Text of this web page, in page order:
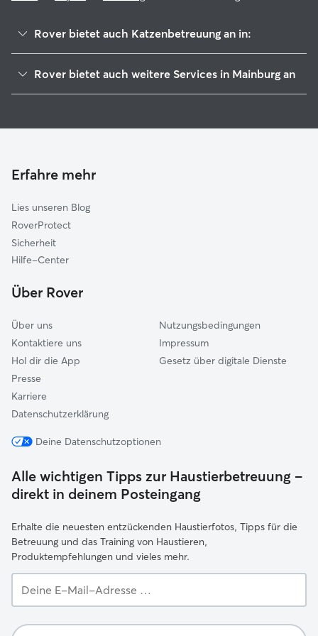
Rover bietet auch Katzenbetreuung an in:
Nandlstadt
Wolnzach
Rottenburg an der Laaber
Vohburg an der Donau
Rohrbach
Zolling
Rover bietet auch weitere Services in Mainburg an
Hundekindergarten in Mainburg
Erfahre mehr
Lies unseren Blog
RoverProtect
Sicherheit
Hilfe-Center
Über Rover
Über uns
Kontaktiere uns
Hol dir die App
Presse
Karriere
Datenschutzerklärung
Nutzungsbedingungen
Impressum
Gesetz über digitale Dienste
Deine Datenschutzoptionen
Alle wichtigen Tipps zur Haustierbetreuung –
direkt in deinem Posteingang
Erhalte die neuesten entzückenden Haustierfotos, Tipps für die
Betreuung und das Training von Haustieren,
Produktempfehlungen und vieles mehr.
E-
Adresse …